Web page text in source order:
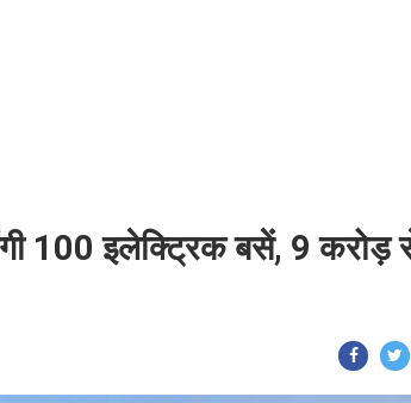
100 इलेक्ट्रिक बसें, 9 करोड़